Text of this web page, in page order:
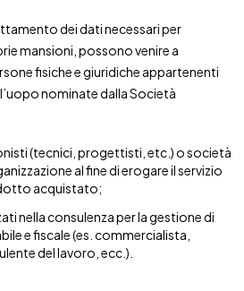
dei dati necessari per
mansioni, possono venire a
fisiche e giuridiche appartenenti
nominate dalla Società
(tecnici, progettisti, etc.) o società
al fine di erogare il servizio
acquistato;
nella consulenza per la gestione di
e fiscale (es. commercialista,
del lavoro, ecc.).